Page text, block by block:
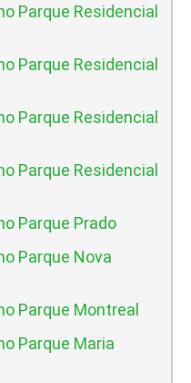
Parque Residencial
Parque Residencial
Parque Residencial
Parque Residencial
Parque Prado
Parque Nova
Parque Montreal
Parque Maria